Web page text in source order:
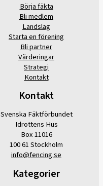
Börja fäkta
Bli medlem
Landslag
Starta en förening
Bli partner
Värderingar
Strategi
Kontakt
Kontakt
Svenska Fäktförbundet
Idrottens Hus
Box 11016
100 61 Stockholm
info@fencing.se
Kategorier